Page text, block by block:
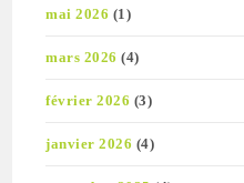
mai 2026 (1)
mars 2026 (4)
février 2026 (3)
janvier 2026 (4)